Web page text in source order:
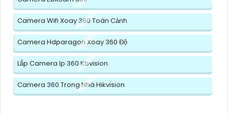
Camera Wifi Xoay 360 Toàn Cảnh
Camera Hdparagon Xoay 360 Độ
Lắp Camera Ip 360 Kbvision
Camera 360 Trong Nhà Hikvision